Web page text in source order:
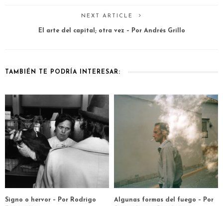
NEXT ARTICLE
El arte del capital; otra vez – Por Andrés Grillo
TAMBIÉN TE PODRÍA INTERESAR:
Signo o hervor – Por Rodrigo
Algunas formas del fuego – Por